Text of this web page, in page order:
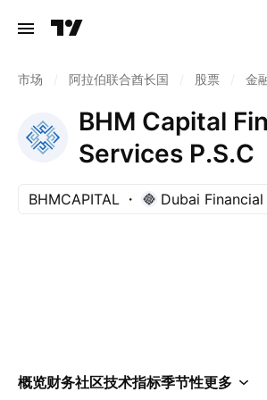
市场 阿拉伯联合酋长国 股票 金
BHM Capital
Services P.S.C
BHMCAPITAL Dubai
概览财务社区技术指标季节性更多